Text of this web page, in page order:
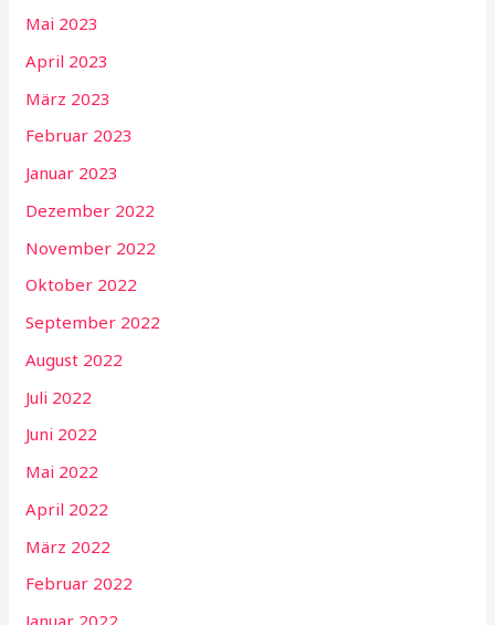
Mai 2023
April 2023
März 2023
Februar 2023
Januar 2023
Dezember 2022
November 2022
Oktober 2022
September 2022
August 2022
Juli 2022
Juni 2022
Mai 2022
April 2022
März 2022
Februar 2022